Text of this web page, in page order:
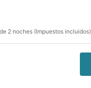
2 noches (Impuestos incluidos)